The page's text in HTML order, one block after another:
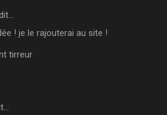
! je le rajouterai au site !
tirreur